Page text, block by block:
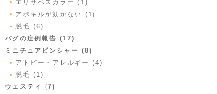
エリザベスカラー (1)
アポキルが効かない (1)
脱毛 (6)
パグの症例報告 (17)
ミニチュアピンシャー (8)
アトピー・アレルギー (4)
脱毛 (1)
ウェスティ (7)